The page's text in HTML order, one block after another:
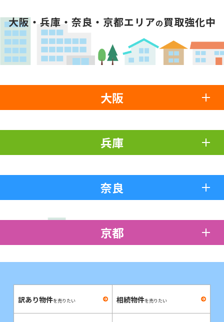
大阪・兵庫・奈良・京都エリアの買取強化中
大阪
兵庫
奈良
京都
訳あり物件を売りたい 相続物件を売りたい